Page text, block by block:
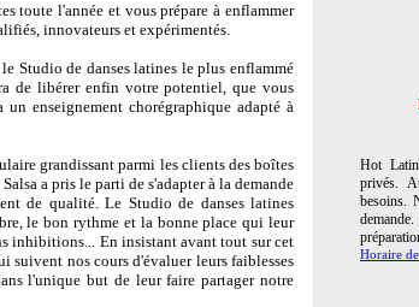
Hot
privés.
besoins.
Horaire
toute l'année et vous prépare à enflammer
innovateurs et expérimentés.
Studio de danses latines le plus enflammé
de libérer enfin votre potentiel, que vous
enseignement chorégraphique adapté à
grandissant parmi les clients des boîtes
a pris le parti de s'adapter à la demande
de qualité. Le Studio de danses latines
le bon rythme et la bonne place qui leur
inhibitions... En insistant avant tout sur cet
suivent nos cours d'évaluer leurs faiblesses
l'unique but de leur faire partager notre